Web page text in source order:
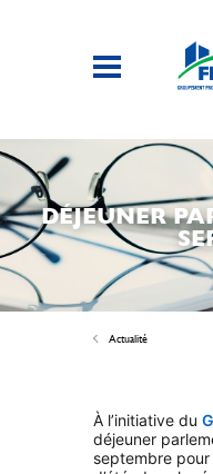
DÉJEUNER
Actualité
À l’initiative du
déjeuner
septembre